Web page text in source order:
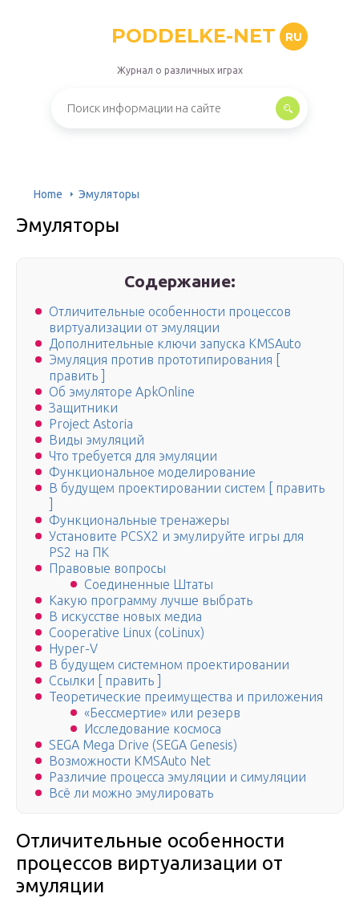
PODDELKE-NET RU
Журнал о различных играх
Home Эмуляторы
Эмуляторы
Содержание:
Отличительные особенности процессов
виртуализации от эмуляции
Дополнительные ключи запуска KMSAuto
Эмуляция против прототипирования [
править ]
Об эмуляторе ApkOnline
Защитники
Project Astoria
Виды эмуляций
Что требуется для эмуляции
Функциональное моделирование
В будущем проектировании систем [ править
Функциональные тренажеры
Установите PCSX2 и эмулируйте игры для
PS2 на ПК
Правовые вопросы
Соединенные Штаты
Какую программу лучше выбрать
В искусстве новых медиа
Cooperative Linux (coLinux)
Hyper-V
В будущем системном проектировании
Ссылки [ править ]
Теоретические преимущества и приложения
«Бессмертие» или резерв
Исследование космоса
SEGA Mega Drive (SEGA Genesis)
Возможности KMSAuto Net
Различие процесса эмуляции и симуляции
Всё ли можно эмулировать
Отличительные особенности
процессов виртуализации от
эмуляции